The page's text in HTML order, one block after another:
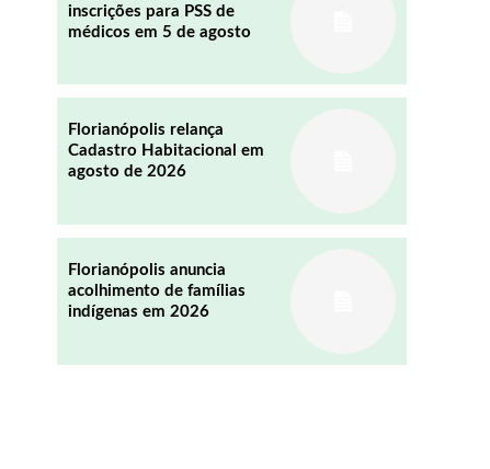
inscrições para PSS de
médicos em 5 de agosto
Florianópolis relança
Cadastro Habitacional em
agosto de 2026
Florianópolis anuncia
acolhimento de famílias
indígenas em 2026